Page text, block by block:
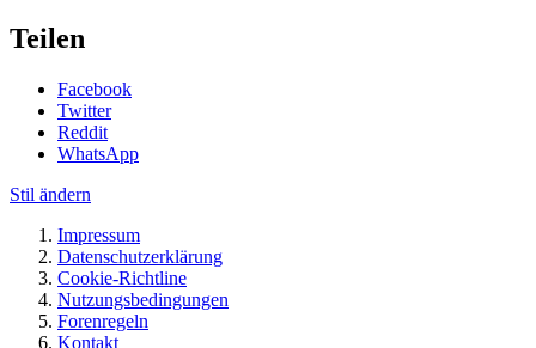
Teilen
Facebook
Twitter
Reddit
WhatsApp
Stil ändern
Impressum
Datenschutzerklärung
Cookie-Richtline
Nutzungsbedingungen
Forenregeln
Kontakt